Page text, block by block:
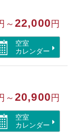
部屋/洗浄機
～22,000 円
空室
カレンダー
～20,900 円
空室
カレンダー